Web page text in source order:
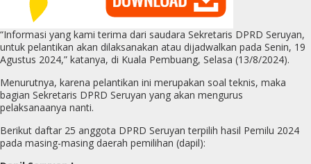
“Informasi yang kami terima dari saudara Sekretaris DPRD Seruyan,
untuk pelantikan akan dilaksanakan atau dijadwalkan pada Senin, 19
Agustus 2024,” katanya, di Kuala Pembuang, Selasa (13/8/2024).
Menurutnya, karena pelantikan ini merupakan soal teknis, maka
bagian Sekretaris DPRD Seruyan yang akan mengurus
pelaksanaanya nanti.
Berikut daftar 25 anggota DPRD Seruyan terpilih hasil Pemilu 2024
pada masing-masing daerah pemilihan (dapil):